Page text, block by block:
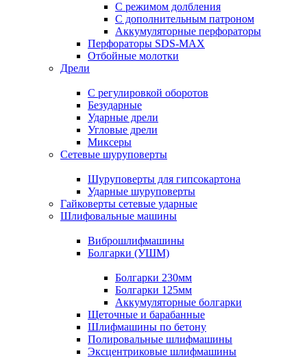
С режимом долбления
С дополнительным патроном
Аккумуляторные перфораторы
Перфораторы SDS-MAX
Отбойные молотки
Дрели
С регулировкой оборотов
Безударные
Ударные дрели
Угловые дрели
Миксеры
Сетевые шуруповерты
Шуруповерты для гипсокартона
Ударные шуруповерты
Гайковерты сетевые ударные
Шлифовальные машины
Виброшлифмашины
Болгарки (УШМ)
Болгарки 230мм
Болгарки 125мм
Аккумуляторные болгарки
Щеточные и барабанные
Шлифмашины по бетону
Полировальные шлифмашины
Эксцентриковые шлифмашины